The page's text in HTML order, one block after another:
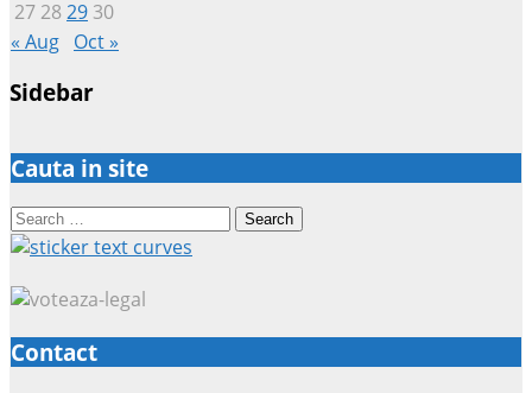
27 2829 30
« Aug Oct »
Sidebar
Cauta in site
Search
for:
Contact